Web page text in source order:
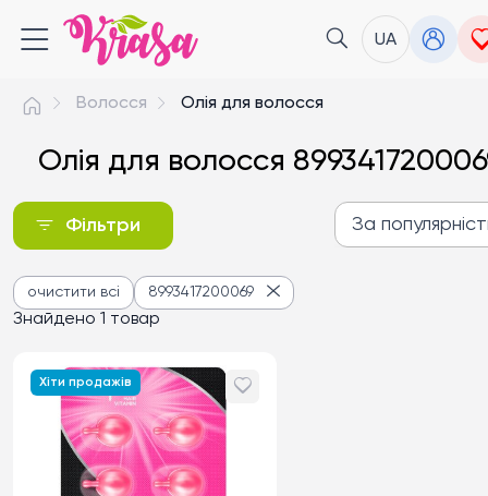
UA
Волосся Олія для волосся
Олія для волосся
Фільтри За
За популярністю
Від дешевих до
Знайдено 1 товар
очистити всі 8993417200069
Хіти продажів